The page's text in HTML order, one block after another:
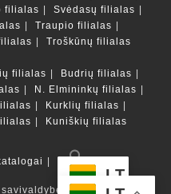
filialas
Svėdasų filialas
Traupio filialas
Troškūnų filialas
filialas
Budrių filialas
N. Elmininkų filialas
Kurklių filialas
Kuniškių filialas
LT
Liudvikos ir